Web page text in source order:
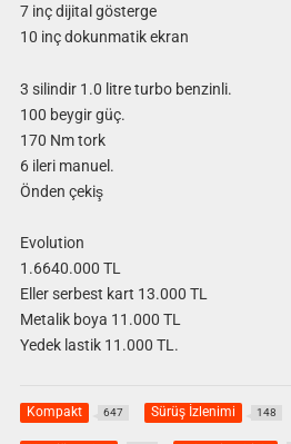
7 inç dijital gösterge
10 inç dokunmatik ekran
3 silindir 1.0 litre turbo benzinli.
100 beygir güç.
170 Nm tork
6 ileri manuel.
Önden çekiş
Evolution
1.6640.000 TL
Eller serbest kart 13.000 TL
Metalik boya 11.000 TL
Yedek lastik 11.000 TL.
Kompakt 647 Sürüş İzlenimi 148